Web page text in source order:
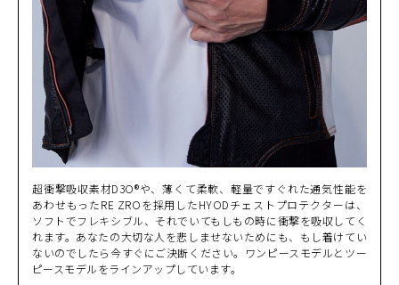
超衝撃吸収素材D3O®や、薄くて柔軟、軽量ですぐれた通気性能を
あわせもったRE ZROを採用したHYODチェストプロテクターは、
ソフトでフレキシブル、それでいてもしもの時に衝撃を吸収してく
れます。あなたの大切な人を悲しませないためにも、もし着けてい
ないのでしたら今すぐにご決断ください。ワンピースモデルとツー
ピースモデルをラインアップしています。